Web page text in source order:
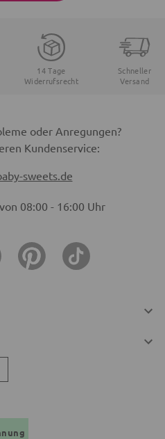
14 Tage
Widerrufsrecht
Schneller
Versand
oder Anregungen?
Kundenservice:
sweets.de
08:00 - 16:00 Uhr